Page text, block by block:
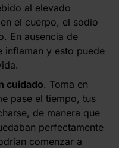
al elevado
el cuerpo, el sodio
En ausencia de
inflaman y esto puede
cuidado. Toma en
pase el tiempo, tus
de manera que
perfectamente
comenzar a